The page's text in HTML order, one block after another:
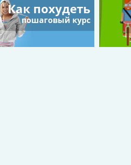
Как похудеть
пошаговый курс